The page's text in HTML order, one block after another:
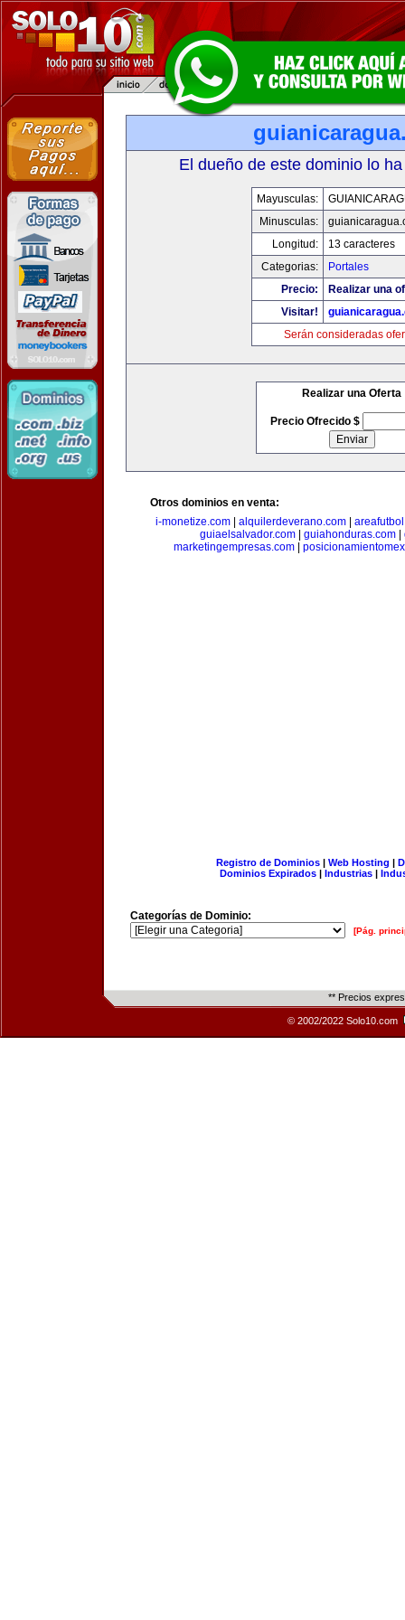
El dueño de este dominio lo
Mayusculas:
Minusculas:
Longitud:
13 caracteres
Categorias:
Portales
Precio:
Realizar una
Visitar!
Serán consideradas
Realizar una Oferta
Precio Ofrecido $
Otros dominios en venta:
i-monetize.com
alquilerdeverano.com
guiaelsalvador.com| guiahonduras.com|
marketingempresas.com
Registro de Dominios| Web Hosting |
Dominios Expirados | Industrias |
Categorías de Dominio:
[Pág.
** Precios
© 2002/2022 Solo10.com